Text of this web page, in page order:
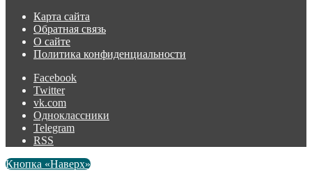
Карта сайта
Обратная связь
О сайте
Политика конфиденциальности
Facebook
Twitter
vk.com
Одноклассники
Telegram
RSS
Кнопка «Наверх»